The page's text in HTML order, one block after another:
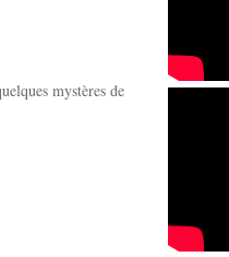
mystères de